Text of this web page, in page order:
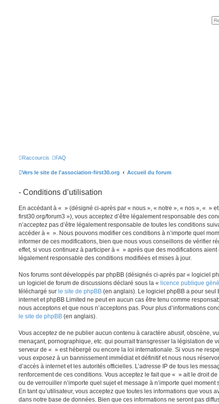
Raccourcis FAQ
Vers le site de l'association-first30.org Accueil du forum
- Conditions d’utilisation
En accédant à « » (désigné ci-après par « nous », « notre », « nos », « »
first30.org/forum3 »), vous acceptez d’être légalement responsable des
n’acceptez pas d’être légalement responsable de toutes les conditions
accéder à « ». Nous pouvons modifier ces conditions à n’importe quel
informer de ces modifications, bien que nous vous conseillons de vérifier
effet, si vous continuez à participer à « » après que des modifications aient
légalement responsable des conditions modifiées et mises à jour.
Nos forums sont développés par phpBB (désignés ci-après par « logiciel
un logiciel de forum de discussions déclaré sous la « licence publique
téléchargé sur le site de phpBB (en anglais). Le logiciel phpBB a pour seul
internet et phpBB Limited ne peut en aucun cas être tenu comme
nous acceptons et que nous n’acceptons pas. Pour plus d’informations
le site de phpBB (en anglais).
Vous acceptez de ne publier aucun contenu à caractère abusif, obscène,
menaçant, pornographique, etc. qui pourrait transgresser la législation de
serveur de « » est hébergé ou encore la loi internationale. Si vous ne
vous exposez à un bannissement immédiat et définitif et nous nous
d’accès à internet et les autorités officielles. L’adresse IP de tous les
renforcement de ces conditions. Vous acceptez le fait que « » ait le droit
ou de verrouiller n’importe quel sujet et message à n’importe quel
En tant qu’utilisateur, vous acceptez que toutes les informations que vous
dans notre base de données. Bien que ces informations ne seront pas